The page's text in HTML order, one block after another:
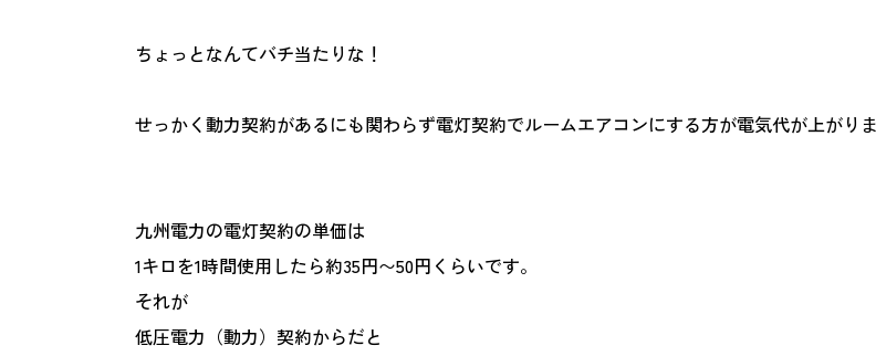
ちょっとなんてバチ当たりな！
せっかく動力契約があるにも関わらず電灯契約でルームエアコンにする方が電気代が上がりま
九州電力の電灯契約の単価は
1キロを1時間使用したら約35円〜50円くらいです。
それが
低圧電力（動力）契約からだと